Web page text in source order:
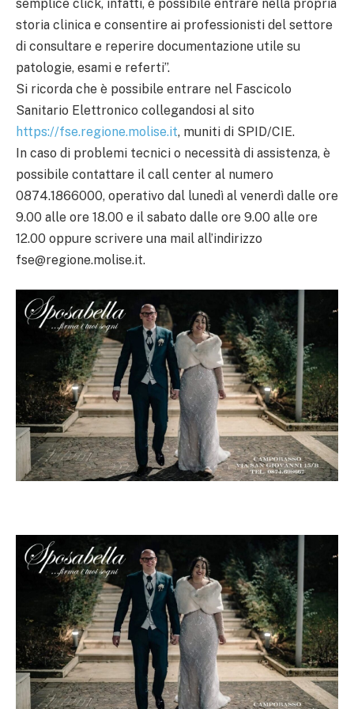
semplice click, infatti, è possibile entrare nella propria
storia clinica e consentire ai professionisti del settore
di consultare e reperire documentazione utile su
patologie, esami e referti”.
Si ricorda che è possibile entrare nel Fascicolo
Sanitario Elettronico collegandosi al sito
https://fse.regione.molise.it, muniti di SPID/CIE.
In caso di problemi tecnici o necessità di assistenza, è
possibile contattare il call center al numero
0874.1866000, operativo dal lunedì al venerdì dalle ore
9.00 alle ore 18.00 e il sabato dalle ore 9.00 alle ore
12.00 oppure scrivere una mail all’indirizzo
fse@regione.molise.it.